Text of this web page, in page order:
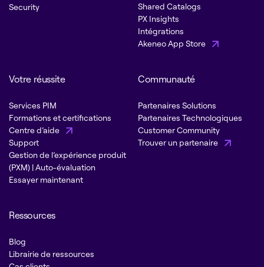
Security
Shared Catalogs
PX Insights
Intégrations
Akeneo App Store
Votre réussite
Services PIM
Formations et certifications
Centre d’aide
Support
Gestion de l’expérience produit
(PXM) | Auto-évaluation
Essayer maintenant
Communauté
Partenaires Solutions
Partenaires Technologiques
Customer Community
Trouver un partenaire
Ressources
Blog
Librairie de ressources